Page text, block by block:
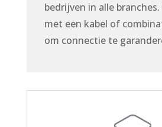
bedrijven in alle
met een kabel of
om connectie te